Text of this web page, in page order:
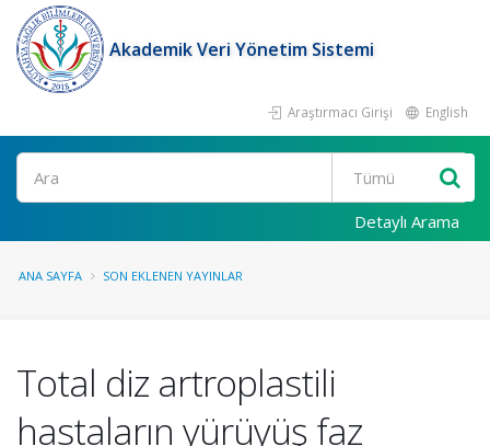
Akademik Veri Yönetim Sistemi
Araştırmacı Girişi English
Ara
Detaylı Arama
ANA SAYFA SON EKLENEN YAYINLAR
Total diz artroplastili
hastaların yürüyüş faz